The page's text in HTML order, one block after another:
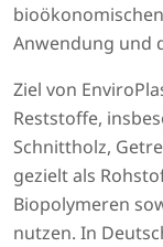
Anwendung und
Ziel von
Reststoffe,
Schnittholz,
gezielt als
Biopolymeren
nutzen. In